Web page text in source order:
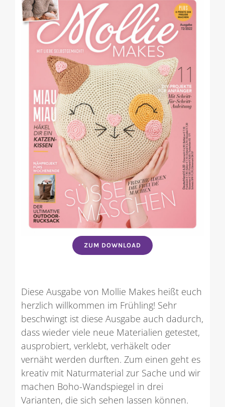
ZUM DOWNLOAD
Diese Ausgabe von Mollie Makes heißt euch
herzlich willkommen im Frühling! Sehr
beschwingt ist diese Ausgabe auch dadurch,
dass wieder viele neue Materialien getestet,
ausprobiert, verklebt, verhäkelt oder
vernäht werden durften. Zum einen geht es
kreativ mit Naturmaterial zur Sache und wir
machen Boho-Wandspiegel in drei
Varianten, die sich sehen lassen können.